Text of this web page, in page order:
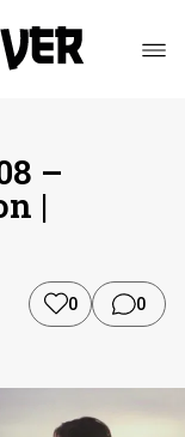
–
|
0 0